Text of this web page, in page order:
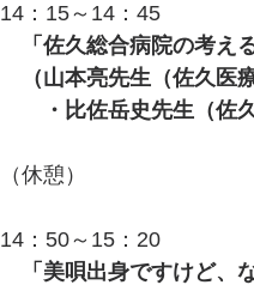
14：15～14：45
「佐久総合病院の考え
（山本亮先生（佐久医
・比佐岳史先生（佐久
（休憩）
14：50～15：20
「美唄出身ですけど、